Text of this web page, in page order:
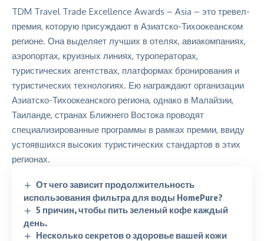
TDM Travel Trade Excellence Awards – Asia – это тревел-
премия, которую присуждают в Азиатско-Тихоокеанском
регионе. Она выделяет лучших в отелях, авиакомпаниях,
аэропортах, круизных линиях, туроператорах,
туристических агентствах, платформах бронирования и
туристических технологиях. Ею награждают организации
Азиатско-Тихоокеанского региона, однако в Малайзии,
Таиланде, странах Ближнего Востока проводят
специализированные программы в рамках премии, ввиду
устоявшихся высоких туристических стандартов в этих
регионах.
От чего зависит продолжительность
использования фильтра для воды HomePure?
5 причин, чтобы пить зеленый кофе каждый
день.
Несколько секретов о здоровье вашей кожи